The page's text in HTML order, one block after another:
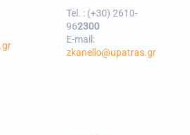
Tel. : (+30) 2610-
962300
E-mail:
zkanello@upatras.gr